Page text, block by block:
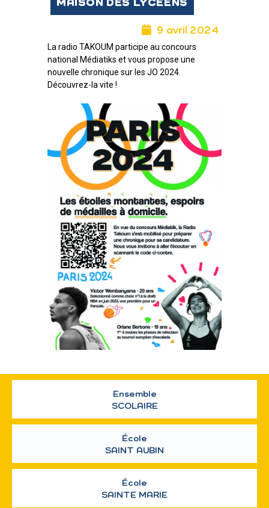
MAISON DES LYCÉENS
9 avril 2024
La radio TAKOUM participe au concours
national Médiatiks et vous propose une
nouvelle chronique sur les JO 2024.
Découvrez-la vite !
Ensemble
SCOLAIRE
École
SAINT AUBIN
École
SAINTE MARIE